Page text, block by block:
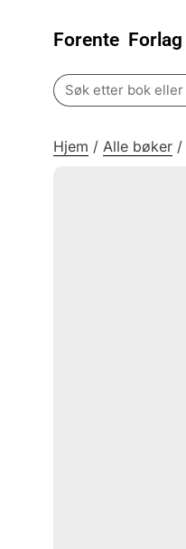
Forente Forlag
Search
for:
Hjem / Alle bøker /